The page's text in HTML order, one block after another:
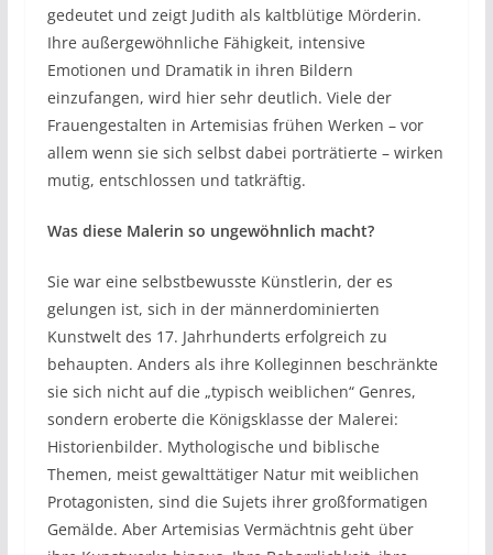
gedeutet und zeigt Judith als kaltblütige Mörderin.
Ihre außergewöhnliche Fähigkeit, intensive
Emotionen und Dramatik in ihren Bildern
einzufangen, wird hier sehr deutlich. Viele der
Frauengestalten in Artemisias frühen Werken – vor
allem wenn sie sich selbst dabei porträtierte – wirken
mutig, entschlossen und tatkräftig.
Was diese Malerin so ungewöhnlich macht?
Sie war eine selbstbewusste Künstlerin, der es
gelungen ist, sich in der männerdominierten
Kunstwelt des 17. Jahrhunderts erfolgreich zu
behaupten. Anders als ihre Kolleginnen beschränkte
sie sich nicht auf die „typisch weiblichen“ Genres,
sondern eroberte die Königsklasse der Malerei:
Historienbilder. Mythologische und biblische
Themen, meist gewalttätiger Natur mit weiblichen
Protagonisten, sind die Sujets ihrer großformatigen
Gemälde. Aber Artemisias Vermächtnis geht über